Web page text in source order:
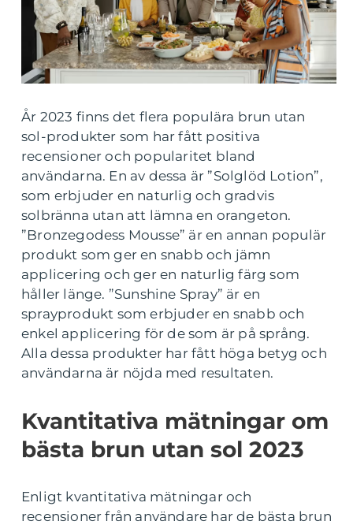
År 2023 finns det flera populära brun utan
sol-produkter som har fått positiva
recensioner och popularitet bland
användarna. En av dessa är ”Solglöd Lotion”,
som erbjuder en naturlig och gradvis
solbränna utan att lämna en orangeton.
”Bronzegodess Mousse” är en annan populär
produkt som ger en snabb och jämn
applicering och ger en naturlig färg som
håller länge. ”Sunshine Spray” är en
sprayprodukt som erbjuder en snabb och
enkel applicering för de som är på språng.
Alla dessa produkter har fått höga betyg och
användarna är nöjda med resultaten.
Kvantitativa mätningar om
bästa brun utan sol 2023
Enligt kvantitativa mätningar och
recensioner från användare har de bästa brun